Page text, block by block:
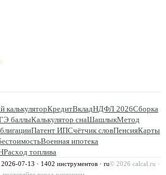
калькуляторКредитВкладНДФЛ 2026Сборка
баллыКалькулятор снаШашлыкМетод
Патент ИПСчётчик словПенсияКарты
Военная ипотека
Расход топлива
2026-07-13 · 1402 инструментов · ru© 2026 calcal.ru ·